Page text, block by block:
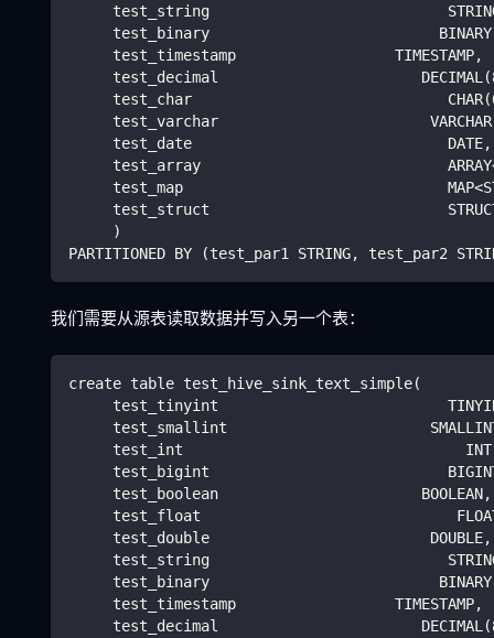
test_string
test_binary
     test_timestamp                  TIMESTAMP,
     test_decimal                       DECIMAL
(
     test_char                             CHAR
(
     test_varchar                        VARCHAR
     test_date                             DATE,
     test_array                            ARRAY
     test_map                              MAP
<
test_struct
)
PARTITIONED BY
(test_par1 STRING, test_par2
我们需要从源表读取数据并写入另一个表：
create table test_hive_sink_text_simple(
test_tinyint
test_smallint
test_int
test_bigint
     test_boolean                       BOOLEAN,
test_float
     test_double                         DOUBLE,
test_string
test_binary
     test_timestamp                  TIMESTAMP,
     test_decimal                       DECIMAL
(